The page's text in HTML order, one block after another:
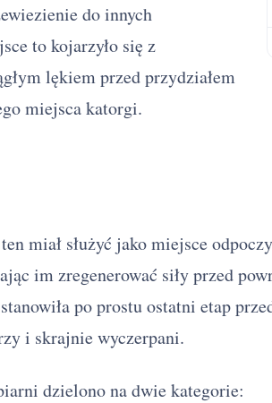
do innych
to kojarzyło się z
lękiem przed przydziałem
miejsca katorgi.
miał służyć jako miejsce
im zregenerować siły przed
po prostu ostatni etap
i skrajnie wyczerpani.
dzielono na dwie kategorie: